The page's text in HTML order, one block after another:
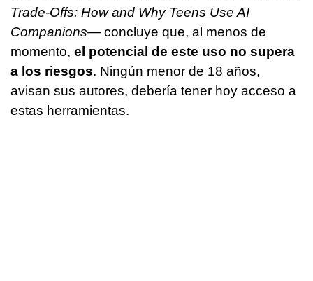
Trade-Offs: How and Why Teens Use AI
Companions— concluye que, al menos de
momento, el potencial de este uso no supera
a los riesgos. Ningún menor de 18 años,
avisan sus autores, debería tener hoy acceso a
estas herramientas.